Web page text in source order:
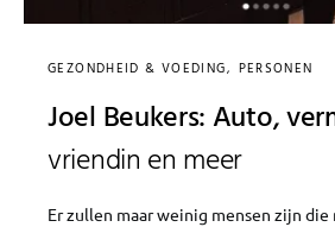
GEZONDHEID & VOEDING PERSONEN
Joel Beukers: Auto,
vriendin en meer
Er zullen maar weinig mensen zijn